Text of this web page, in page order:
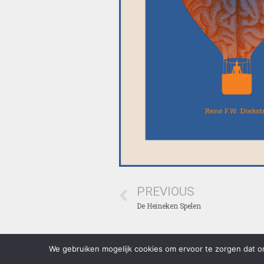
PREVIOUS
De Heineken Spelen
Lees voordat u gebruik maakt van onze website, ons
https://diekstra.nl/privacybeleid/ . Door gebruik te maken
We gebruiken mogelijk cookies om ervoor te zorgen dat